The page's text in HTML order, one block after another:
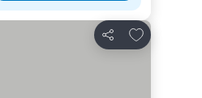
Partager
Ajouter à